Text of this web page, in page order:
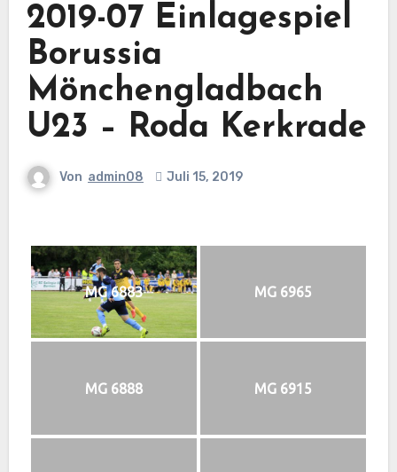
2019-07 Einlagespiel
Borussia
Mönchengladbach
U23 – Roda Kerkrade
Von admin08 Juli 15, 2019
MG 6883 MG 6965
MG 6888 MG 6915